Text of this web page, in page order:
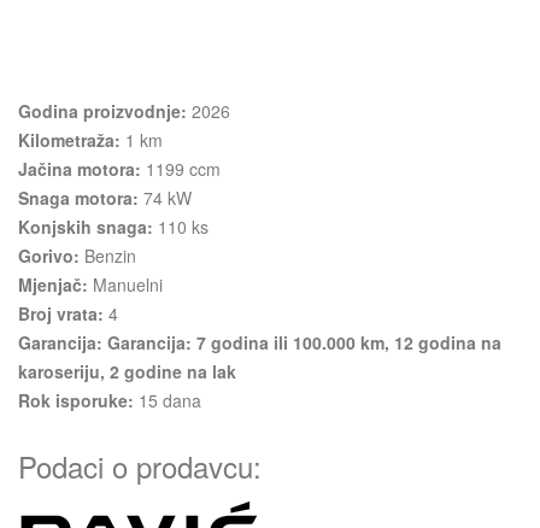
Godina proizvodnje: 2026
Kilometraža: 1 km
Jačina motora: 1199 ccm
Snaga motora: 74 kW
Konjskih snaga: 110 ks
Gorivo: Benzin
Mjenjač: Manuelni
Broj vrata: 4
Garancija: Garancija: 7 godina ili 100.000 km, 12 godina na
karoseriju, 2 godine na lak
Rok isporuke: 15 dana
Podaci o prodavcu: